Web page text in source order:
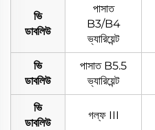
ভি
ডাবলিউ
পাসাত
B3/B4
ভ্যারিয়েন্ট
ভি
ডাবলিউ
পাসাত B5.5
ভ্যারিয়েন্ট
ভি
ডাবলিউ
গল্ফ III